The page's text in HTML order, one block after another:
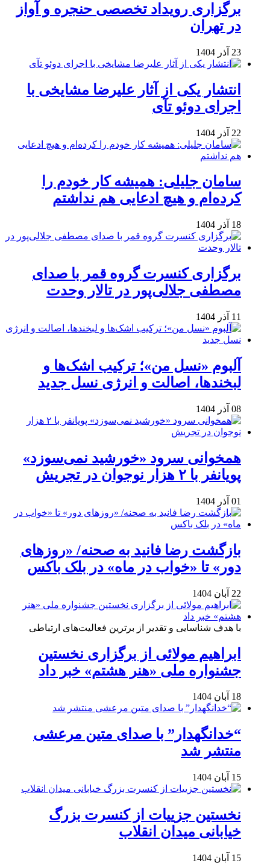
برگزاری رویداد تخصصی حنجره و آواز
در تهران
23 آذر 1404
انتشار یکی از آثار علیرضا مشایخی با
اجرای دوئو تآی
22 آذر 1404
سامان جلیلی: همیشه کار خودم را
کرده‌ام و هیچ ادعایی هم نداشتم
18 آذر 1404
برگزاری کنسرت گروه قمر با صدای
مصطفی جلالی‌پور در تالار وحدت
11 آذر 1404
آلبوم «نسل من»؛ ترکیب اشک‌ها و
لبخندها، اصالت و انرژی نسل جدید
08 آذر 1404
همخوانی سرود «خورشید نمی‌سوزد»
پویانفر با ۲ هزار نوجوان در تجریش
01 آذر 1404
بازگشت رضا فانید به صحنه/ «روزهای
دور» تا «خواب در ماه» در بلک باکس
22 آبان 1404
با هدف شناسایی و تقدیر از برترین فعالیت‌های ارتباطی
ابراهیم مولائی از برگزاری نخستین
جشنواره ملی «هنر هشتم» خبر داد
18 آبان 1404
“خدانگهدار” با صدای متین مرعشی
منتشر شد
15 آبان 1404
نخستین جزییات از کنسرت بزرگ
خیابانی میدان انقلاب
15 آبان 1404